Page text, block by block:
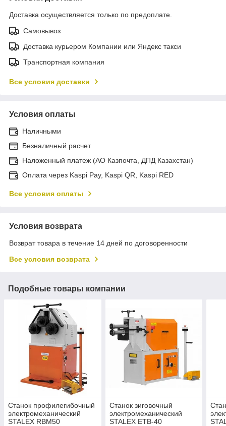
Доставка осуществляется только по предоплате.
Самовывоз
Доставка курьером Компании или Яндекс такси
Транспортная компания
Все условия доставки
Условия оплаты
Наличными
Безналичный расчет
Наложенный платеж (АО Казпочта, ДПД Казахстан)
Оплата через Kaspi Pay, Kaspi QR, Kaspi RED
Все условия оплаты
Условия возврата
Возврат товара в течение 14 дней по договоренности
Все условия возврата
Подобные товары компании
Станок профилегибочный
электромеханический
STALEX RBM50
Станок зиговочный
электромеханический
STALEX ETB-40